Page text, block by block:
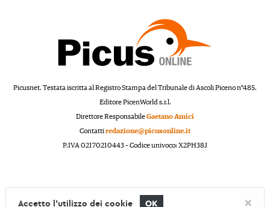
Picusnet. Testata iscritta al Registro Stampa del Tribunale di Ascoli Piceno n°485.
Editore PicenWorld s.r.l.
Direttore ResponsabileGaetano Amici
Contattiredazione@picusonline.it
P.IVA 02170210443 – Codice univoco: X2PH38J
Accetto l'utilizzo dei cookie OK ×